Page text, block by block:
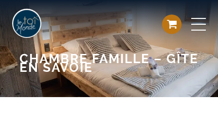
CHAMBRE FAMILLE – GÎTE
EN SAVOIE